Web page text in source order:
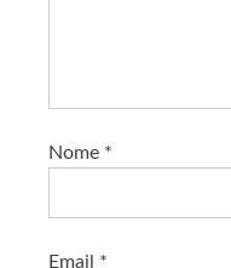
Nome *
Email *